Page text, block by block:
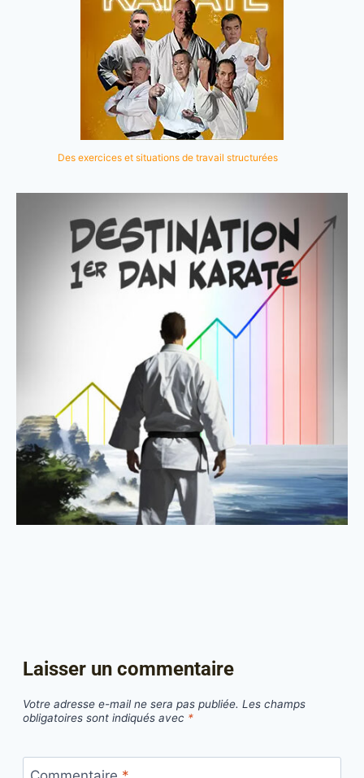
Des exercices et situations de travail structurées
Laisser un commentaire
Votre adresse e-mail ne sera pas publiée. Les champs
obligatoires sont indiqués avec *